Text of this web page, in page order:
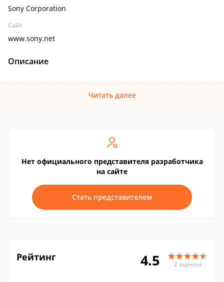
Sony Corporation
Сайт
www.sony.net
Описание
Читать далее
Нет официального представителя разработчика
на сайте
Стать представителем
Рейтинг 4.5 2 оценки